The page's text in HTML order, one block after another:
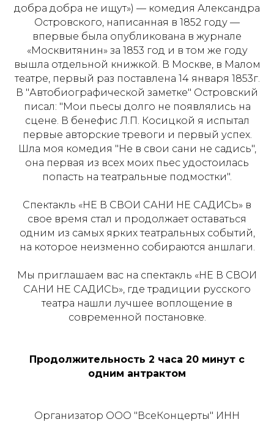
добра добра не ищут») — комедия Александра
Островского, написанная в 1852 году —
впервые была опубликована в журнале
«Москвитянин» за 1853 год и в том же году
вышла отдельной книжкой. В Москве, в Малом
театре, первый раз поставлена 14 января 1853г.
В "Автобиографической заметке" Островский
писал: "Мои пьесы долго не появлялись на
сцене. В бенефис Л.П. Косицкой я испытал
первые авторские тревоги и первый успех.
Шла моя комедия "Не в свои сани не садись",
она первая из всех моих пьес удостоилась
попасть на театральные подмостки".
Спектакль «НЕ В СВОИ САНИ НЕ САДИСЬ» в
свое время стал и продолжает оставаться
одним из самых ярких театральных событий,
на которое неизменно собираются аншлаги.
Мы приглашаем вас на спектакль «НЕ В СВОИ
САНИ НЕ САДИСЬ», где традиции русского
театра нашли лучшее воплощение в
современной постановке.
Продолжительность 2 часа 20 минут с
одним антрактом
Организатор ООО "ВсеКонцерты" ИНН